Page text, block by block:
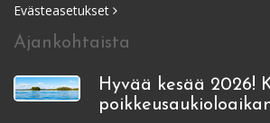
Evästeasetukset
Ajankohtaista
Hyvää kesää 2026!